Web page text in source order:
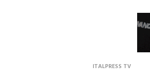
ITALPRESS TV